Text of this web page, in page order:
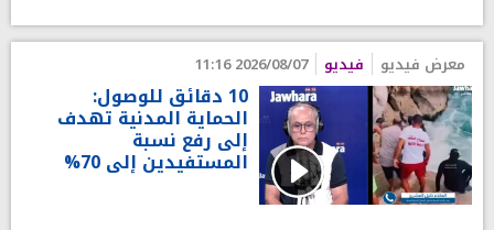
معرض فيديو فيديو 2026/08/07 11:16
10 دقائق للوصول:
الحماية المدنية تهدف
إلى رفع نسبة
المستفيدين إلى 70%